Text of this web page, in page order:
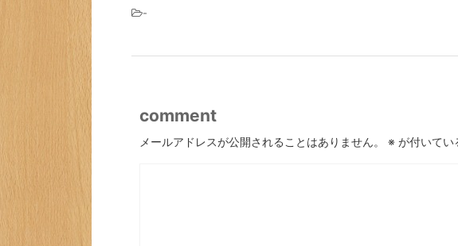
-
comment
メールアドレスが公開されることはありません。 ※ が付いてい